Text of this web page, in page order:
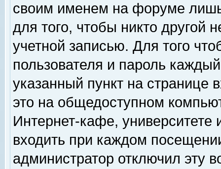
своим именем на форуме
для того, чтобы никто другой
учетной записью. Для того
пользователя и пароль
указанный пункт на
это на общедоступном
Интернет-кафе, университете
входить при каждом
администратор отключил эту